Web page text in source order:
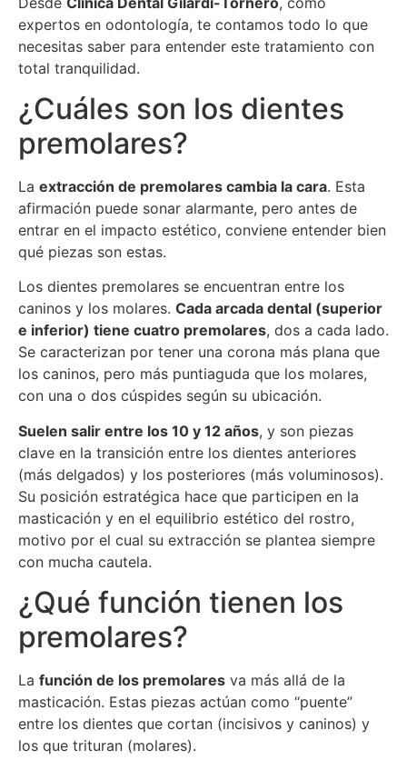
expertos en odontología, te contamos todo lo que
necesitas saber para entender este tratamiento con
total tranquilidad.
¿Cuáles son los dientes
premolares?
La extracción de premolares cambia la cara. Esta
afirmación puede sonar alarmante, pero antes de
entrar en el impacto estético, conviene entender bien
qué piezas son estas.
Los dientes premolares se encuentran entre los
caninos y los molares. Cada arcada dental (superior
e inferior) tiene cuatro premolares, dos a cada lado.
Se caracterizan por tener una corona más plana que
los caninos, pero más puntiaguda que los molares,
con una o dos cúspides según su ubicación.
Suelen salir entre los 10 y 12 años, y son piezas
clave en la transición entre los dientes anteriores
(más delgados) y los posteriores (más voluminosos).
Su posición estratégica hace que participen en la
masticación y en el equilibrio estético del rostro,
motivo por el cual su extracción se plantea siempre
con mucha cautela.
¿Qué función tienen los
premolares?
La función de los premolares va más allá de la
masticación. Estas piezas actúan como “puente”
entre los dientes que cortan (incisivos y caninos) y
los que trituran (molares).